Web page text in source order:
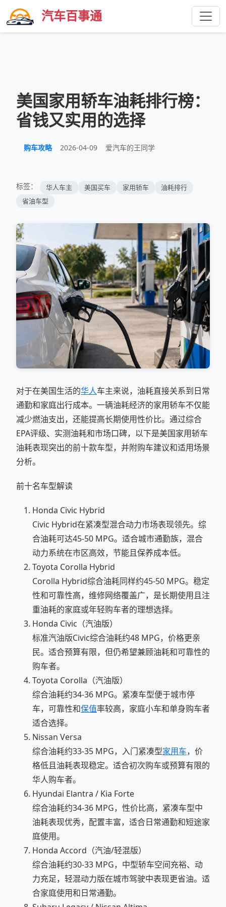
汽车百事通
美国家用轿车油耗排行榜：
省钱又实用的选择
购车攻略 2026-04-09 爱汽车的王同学
标签： 华人车主 美国买车 家用轿车
油耗排行
省油车型
对于在美国生活的华人车主来说，油耗直接关系到日常
通勤和家庭出行成本。一辆油耗经济的家用轿车不仅能
减少燃油支出，还能提高长期使用性价比。通过综合
EPA评级、实测油耗和市场口碑，以下是美国家用轿车
油耗表现突出的前十款车型，并附购车建议和适用场景
分析。
前十名车型解读
Honda Civic Hybrid
Civic Hybrid在紧凑型混合动力市场表现领先。综
合油耗可达45-50 MPG。适合城市通勤族，混合
动力系统在市区高效，节能且保养成本低。
Toyota Corolla Hybrid
Corolla Hybrid综合油耗同样约45-50 MPG。稳定
性和可靠性高，维修网络覆盖广，是长期使用且注
重油耗的家庭或年轻购车者的理想选择。
Honda Civic（汽油版）
标准汽油版Civic综合油耗约48 MPG，价格更亲
民。适合预算有限，但仍希望兼顾油耗和可靠性的
购车者。
Toyota Corolla（汽油版）
综合油耗约34-36 MPG。紧凑车型便于城市停
车，可靠性和保值率较高，家庭小车和单身购车者
适合选择。
Nissan Versa
综合油耗约33-35 MPG，入门紧凑型家用车，价
格低且油耗表现稳定。适合初次购车或预算有限的
华人购车者。
Hyundai Elantra / Kia Forte
综合油耗约34-36 MPG，性价比高，紧凑车型中
油耗表现优秀，配置丰富，适合日常通勤和短途家
庭使用。
Honda Accord（汽油/轻混版）
综合油耗约30-33 MPG，中型轿车空间充裕、动
力充足，轻混动力版在城市驾驶中表现更省油。适
合家庭使用和日常通勤。